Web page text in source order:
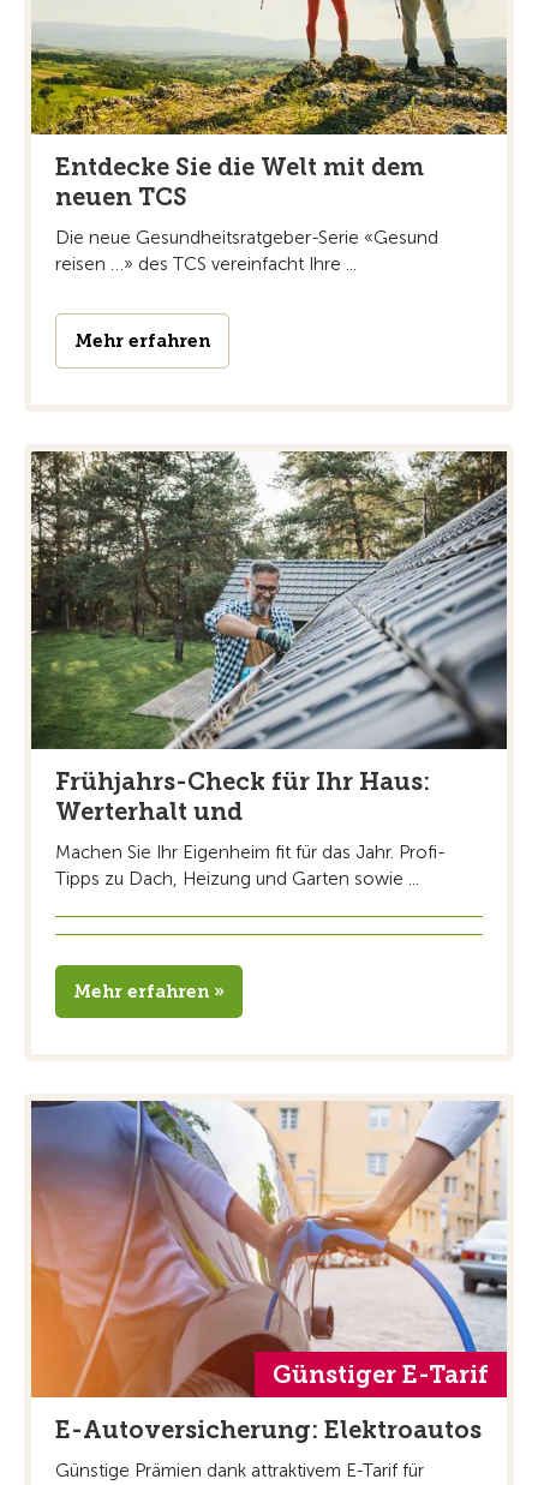
Entdecke Sie die Welt mit dem
neuen TCS
Die neue Gesundheitsratgeber-Serie «Gesund
reisen …» des TCS vereinfacht Ihre ...
Mehr erfahren
Frühjahrs-Check für Ihr Haus:
Werterhalt und
Machen Sie Ihr Eigenheim fit für das Jahr. Profi-
Tipps zu Dach, Heizung und Garten sowie ...
Mehr erfahren »
Günstiger E-Tarif
E-Autoversicherung: Elektroautos
Günstige Prämien dank attraktivem E-Tarif für